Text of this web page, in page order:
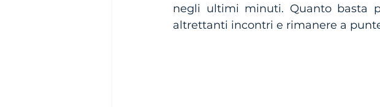
negli ultimi minuti. Quanto basta
altrettanti incontri e rimanere a